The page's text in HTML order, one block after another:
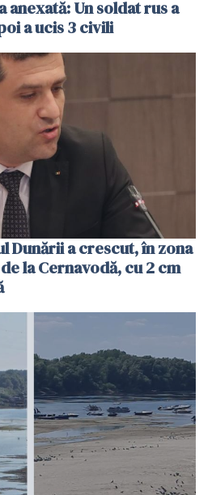
Un soldat rus a
a ucis 3 civili
Dunării a crescut, în zona
la Cernavodă, cu 2 cm